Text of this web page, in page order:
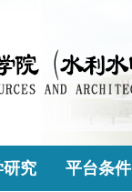
研究 平台条件